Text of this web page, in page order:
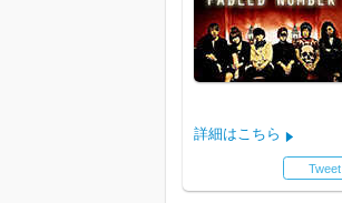
詳細はこちら
Tweet